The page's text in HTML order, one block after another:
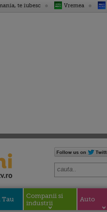
te iubesc Vremea
Tau
Companii si
industrii
Auto